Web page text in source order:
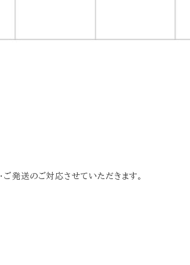
発送のご対応させていただきます。